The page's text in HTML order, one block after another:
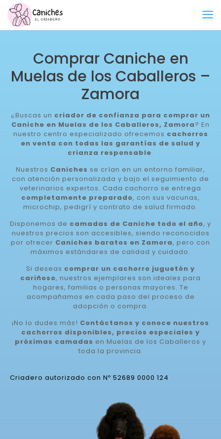
Comprar Caniche en
Muelas de los Caballeros –
Zamora
¿Buscas un criador de confianza para comprar un
Caniche en Muelas de los Caballeros, Zamora? En
nuestro centro especializado ofrecemos cachorros
en venta con todas las garantías de salud y
crianza responsable.
Nuestros Caniches se crían en un entorno familiar,
con atención personalizada y bajo el seguimiento de
veterinarios expertos. Cada cachorro se entrega
completamente preparado, con sus vacunas,
microchip, pedigrí y contrato de salud firmado.
Disponemos de camadas de Caniche todo el año, y
nuestros precios son accesibles, siendo reconocidos
por ofrecer Caniches baratos en Zamora, pero con
máximos estándares de calidad y cuidado.
Si deseas comprar un cachorro juguetón y
cariñoso, nuestros ejemplares son ideales para
hogares, familias o personas mayores. Te
acompañamos en cada paso del proceso de
adopción o compra.
¡No lo dudes más! Contáctanos y conoce nuestros
cachorros disponibles, precios especiales y
próximas camadas en Muelas de los Caballeros y
toda la provincia.
Criadero autorizado con Nº 52689 0000 124